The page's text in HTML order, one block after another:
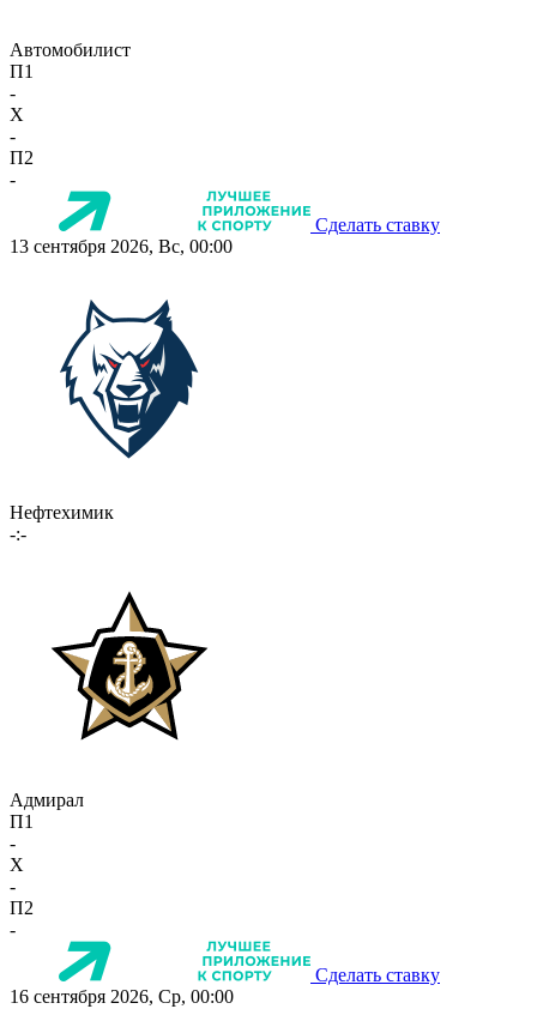
Автомобилист
П1
-
X
-
П2
-
Сделать ставку
13 сентября 2026, Вс, 00:00
Нефтехимик
-:-
Адмирал
П1
-
X
-
П2
-
Сделать ставку
16 сентября 2026, Ср, 00:00